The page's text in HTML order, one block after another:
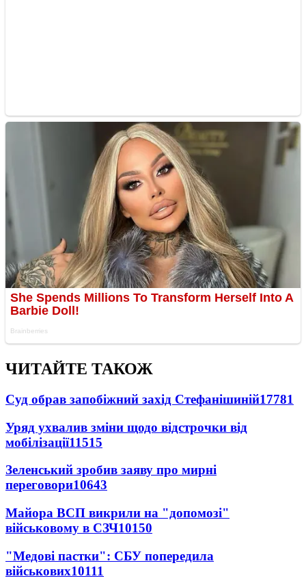
ЧИТАЙТЕ ТАКОЖ
Суд обрав запобіжний захід Стефанішиній17781
Уряд ухвалив зміни щодо відстрочки від
мобілізації11515
Зеленський зробив заяву про мирні
переговори10643
Майора ВСП викрили на "допомозі"
військовому в СЗЧ10150
"Медові пастки": СБУ попередила
військових10111